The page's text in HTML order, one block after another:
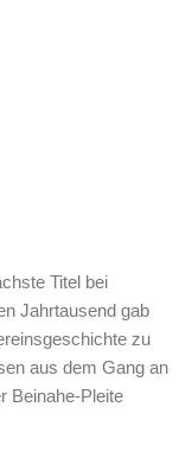
Titel bei
Jahrtausend gab
zu
aus dem Gang an
Beinahe-Pleite